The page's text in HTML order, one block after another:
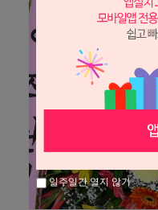
일주일간 열지 않기